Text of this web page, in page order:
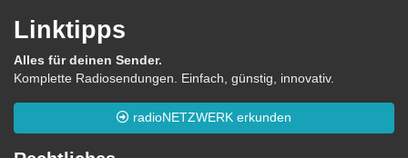
Linktipps
Alles für deinen Sender.
Komplette Radiosendungen. Einfach, günstig, innovativ.
radioNETZWERK erkunden